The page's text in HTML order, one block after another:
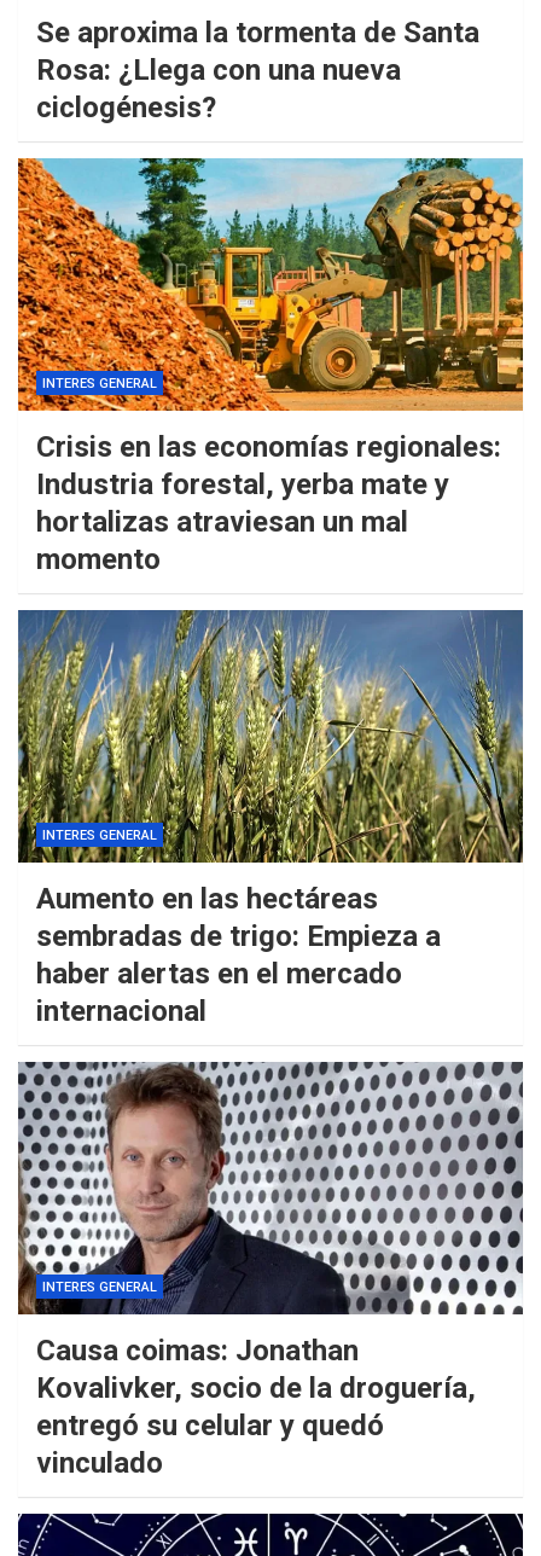
Se aproxima la tormenta de Santa
Rosa: ¿Llega con una nueva
ciclogénesis?
INTERES GENERAL
Crisis en las economías regionales:
Industria forestal, yerba mate y
hortalizas atraviesan un mal
momento
INTERES GENERAL
Aumento en las hectáreas
sembradas de trigo: Empieza a
haber alertas en el mercado
internacional
INTERES GENERAL
Causa coimas: Jonathan
Kovalivker, socio de la droguería,
entregó su celular y quedó
vinculado